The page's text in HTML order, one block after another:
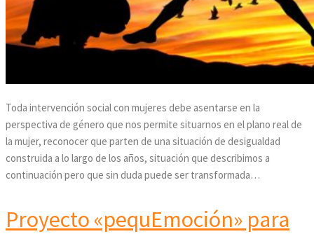
Toda intervención social con mujeres debe asentarse en la
perspectiva de género que nos permite situarnos en el plano real de
la mujer, reconocer que parten de una situación de desigualdad
construida a lo largo de los años, situación que describimos a
continuación pero que sin duda puede ser transformada…
Proyecto «pequEmoción» para